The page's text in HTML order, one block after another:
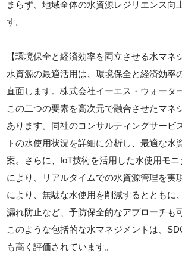
まらず、地域全体の水資源レジリエンス向
す。
【環境保全と経済効率を両立させる水マネ
水資源の最適活用は、環境保全と経済効率
直面します。株式会社イーエス・ウォータ
この二つの要素を高次元で融合させたマネ
あります。同社のコンサルティングサービ
トの水使用状況を詳細に分析し、最適な水
案。さらに、IoT技術を活用した水使用モ
により、リアルタイムでの水資源管理を実
により、無駄な水使用を削減するとともに
漏れ防止など、予防保全的なアプローチも
このような包括的な水マネジメントは、
も高く評価されています。